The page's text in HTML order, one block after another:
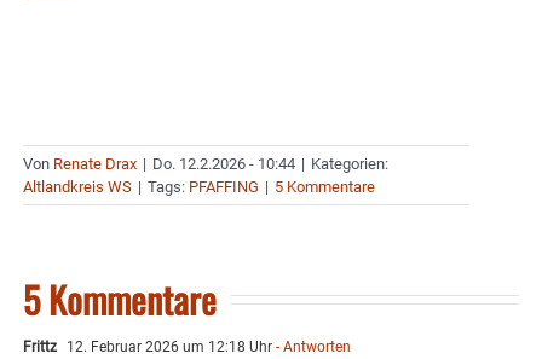
Von Renate Drax | Do. 12.2.2026 - 10:44 | Kategorien:
Altlandkreis WS | Tags: PFAFFING | 5 Kommentare
5 Kommentare
Frittz 12. Februar 2026 um 12:18 Uhr - Antworten